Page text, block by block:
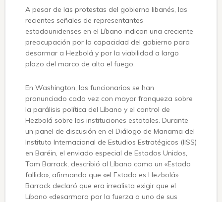
A pesar de las protestas del gobierno libanés, las
recientes señales de representantes
estadounidenses en el Líbano indican una creciente
preocupación por la capacidad del gobierno para
desarmar a Hezbolá y por la viabilidad a largo
plazo del marco de alto el fuego.
En Washington, los funcionarios se han
pronunciado cada vez con mayor franqueza sobre
la parálisis política del Líbano y el control de
Hezbolá sobre las instituciones estatales. Durante
un panel de discusión en el Diálogo de Manama del
Instituto Internacional de Estudios Estratégicos (IISS)
en Baréin, el enviado especial de Estados Unidos,
Tom Barrack, describió al Líbano como un «Estado
fallido», afirmando que «el Estado es Hezbolá».
Barrack declaró que era irrealista exigir que el
Líbano «desarmara por la fuerza a uno de sus